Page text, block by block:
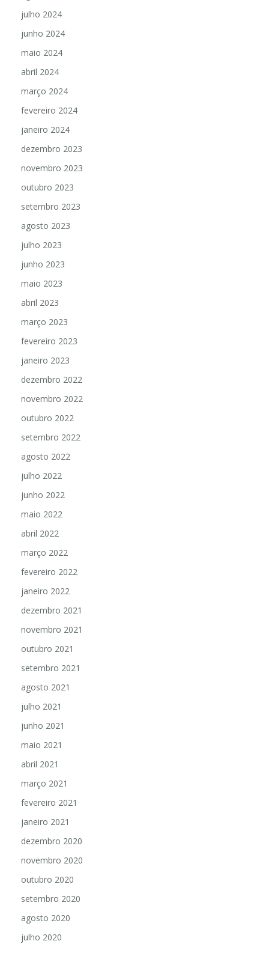
julho 2024
junho 2024
maio 2024
abril 2024
março 2024
fevereiro 2024
janeiro 2024
dezembro 2023
novembro 2023
outubro 2023
setembro 2023
agosto 2023
julho 2023
junho 2023
maio 2023
abril 2023
março 2023
fevereiro 2023
janeiro 2023
dezembro 2022
novembro 2022
outubro 2022
setembro 2022
agosto 2022
julho 2022
junho 2022
maio 2022
abril 2022
março 2022
fevereiro 2022
janeiro 2022
dezembro 2021
novembro 2021
outubro 2021
setembro 2021
agosto 2021
julho 2021
junho 2021
maio 2021
abril 2021
março 2021
fevereiro 2021
janeiro 2021
dezembro 2020
novembro 2020
outubro 2020
setembro 2020
agosto 2020
julho 2020